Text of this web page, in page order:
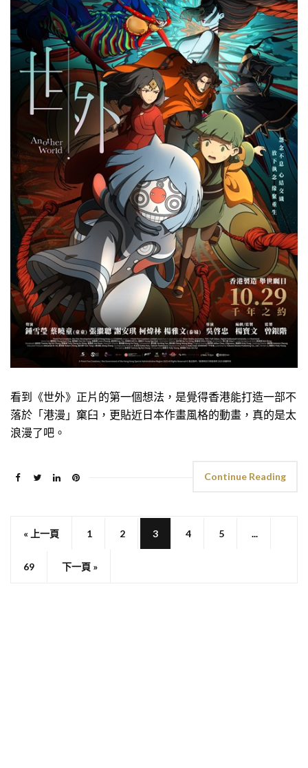
看到《世外》正片的第一個想法，是覺得香港能打造一部不
落於「港漫」窠臼，更貼近日本作畫風格的動畫，真的是太
浪漫了吧。
Continue Reading
« 上一頁
下一頁 »